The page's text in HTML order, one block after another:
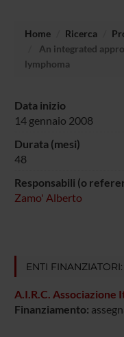
Home Ricerca
An integrated
lymphoma
Data inizio
14 gennaio 2008
Durata (mesi)
48
Responsabili (o
Zamo' Alberto
ENTI FINANZIATORI:
A.I.R.C. Associazione
Finanziamento: